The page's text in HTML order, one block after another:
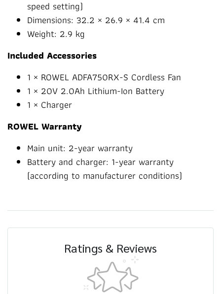
speed setting)
Dimensions: 32.2 × 26.9 × 41.4 cm
Weight: 2.9 kg
Included Accessories
1 × ROWEL ADFA750RX-S Cordless Fan
1 × 20V 2.0Ah Lithium-Ion Battery
1 × Charger
ROWEL Warranty
Main unit: 2-year warranty
Battery and charger: 1-year warranty
(according to manufacturer conditions)
Ratings & Reviews